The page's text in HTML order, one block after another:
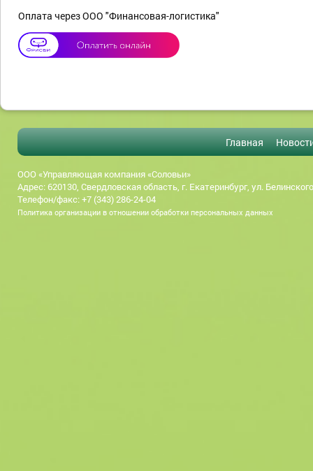
Оплата через ООО "Финансовая-логистика"
Главная
ООО «Управляющая компания «Соловьи»
Адрес: 620130, Свердловская область, г. Екатеринбург, ул.
Телефон/факс: +7 (343) 286-24-04
Политика организации в отношении обработки персональных данных